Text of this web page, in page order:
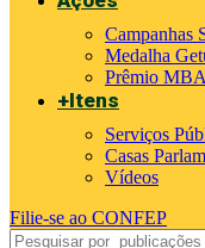
Campanhas
Medalha
Prêmio
+Itens
Serviços
Casas
Vídeos
Filie-se ao CONFEP